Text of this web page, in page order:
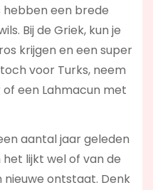
een brede
Bij de Griek, kun je
krijgen en een super
voor Turks, neem
een Lahmacun met
aantal jaar geleden
lijkt wel of van de
ontstaat. Denk